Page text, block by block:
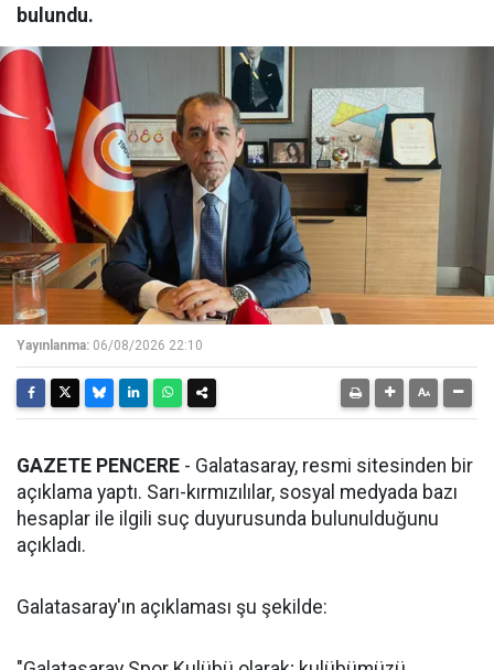
bulundu.
Yayınlanma: 06/08/2026 22:10
GAZETE PENCERE - Galatasaray, resmi sitesinden bir
açıklama yaptı. Sarı-kırmızılılar, sosyal medyada bazı
hesaplar ile ilgili suç duyurusunda bulunulduğunu
açıkladı.
Galatasaray'ın açıklaması şu şekilde: